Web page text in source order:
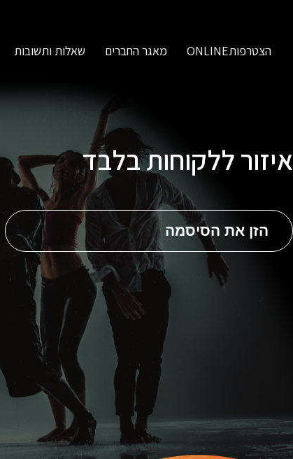
הצטרפותONLINE מאגר החברים שאלות ותשובות
איזור ללקוחות בלבד